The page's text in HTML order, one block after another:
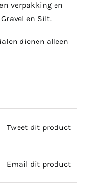
verpakking en
en Silt.
dienen alleen
Tweet dit product
Email dit product